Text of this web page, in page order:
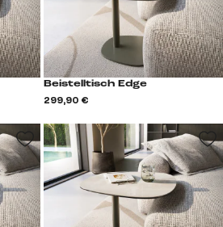
Beistelltisch Edge
299,90 €